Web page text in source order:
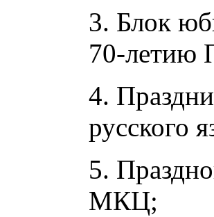
3. Блок
70-летию
4.
русского
5.
МКЦ;